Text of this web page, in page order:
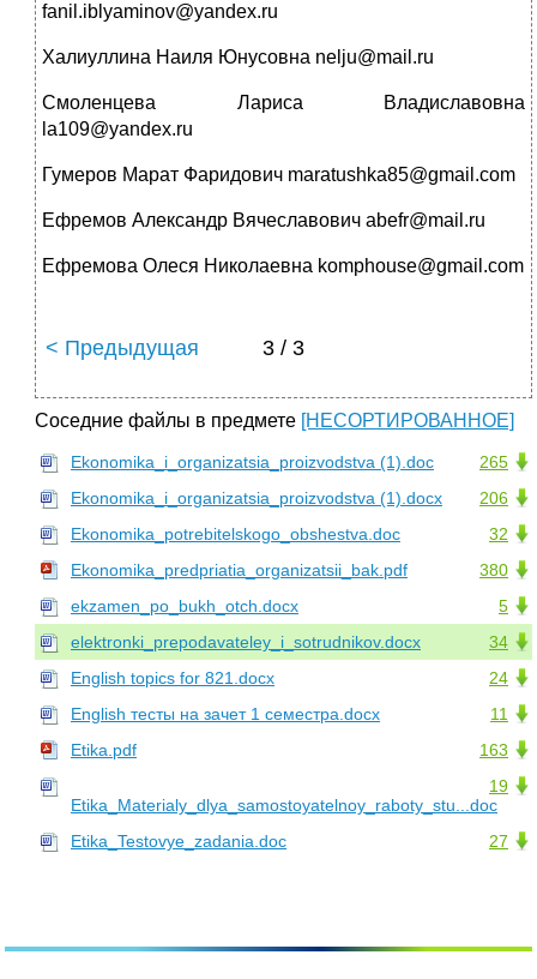
fanil.iblyaminov@yandex.ru
Халиуллина Наиля Юнусовна nelju@mail.ru
Смоленцева Лариса Владиславовна
la109@yandex.ru
Гумеров Марат Фаридович maratushka85@gmail.com
Ефремов Александр Вячеславович abefr@mail.ru
Ефремова Олеся Николаевна komphouse@gmail.com
< Предыдущая 3 / 3
Соседние файлы в предмете [НЕСОРТИРОВАННОЕ]
265
Ekonomika_i_organizatsia_proizvodstva (1).doc
206
Ekonomika_i_organizatsia_proizvodstva (1).docx
32
Ekonomika_potrebitelskogo_obshestva.doc
380
Ekonomika_predpriatia_organizatsii_bak.pdf
5
ekzamen_po_bukh_otch.docx
34
elektronki_prepodavateley_i_sotrudnikov.docx
24
English topics for 821.docx
11
English тесты на зачет 1 семестра.docx
163
Etika.pdf
19
Etika_Materialy_dlya_samostoyatelnoy_raboty_stu...doc
27
Etika_Testovye_zadania.doc